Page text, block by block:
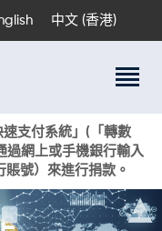
中文 (香港)
支付系統」(「轉數
過網上或手機銀行輸入
號）來進行捐款。